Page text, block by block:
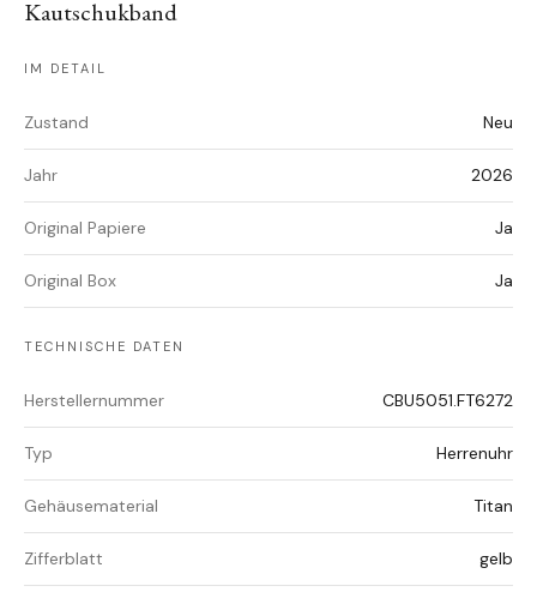
Kautschukband
IM DETAIL
Zustand Neu
Jahr 2026
Original Papiere Ja
Original Box Ja
TECHNISCHE DATEN
Herstellernummer CBU5051.FT6272
Typ Herrenuhr
Gehäusematerial Titan
Zifferblatt gelb